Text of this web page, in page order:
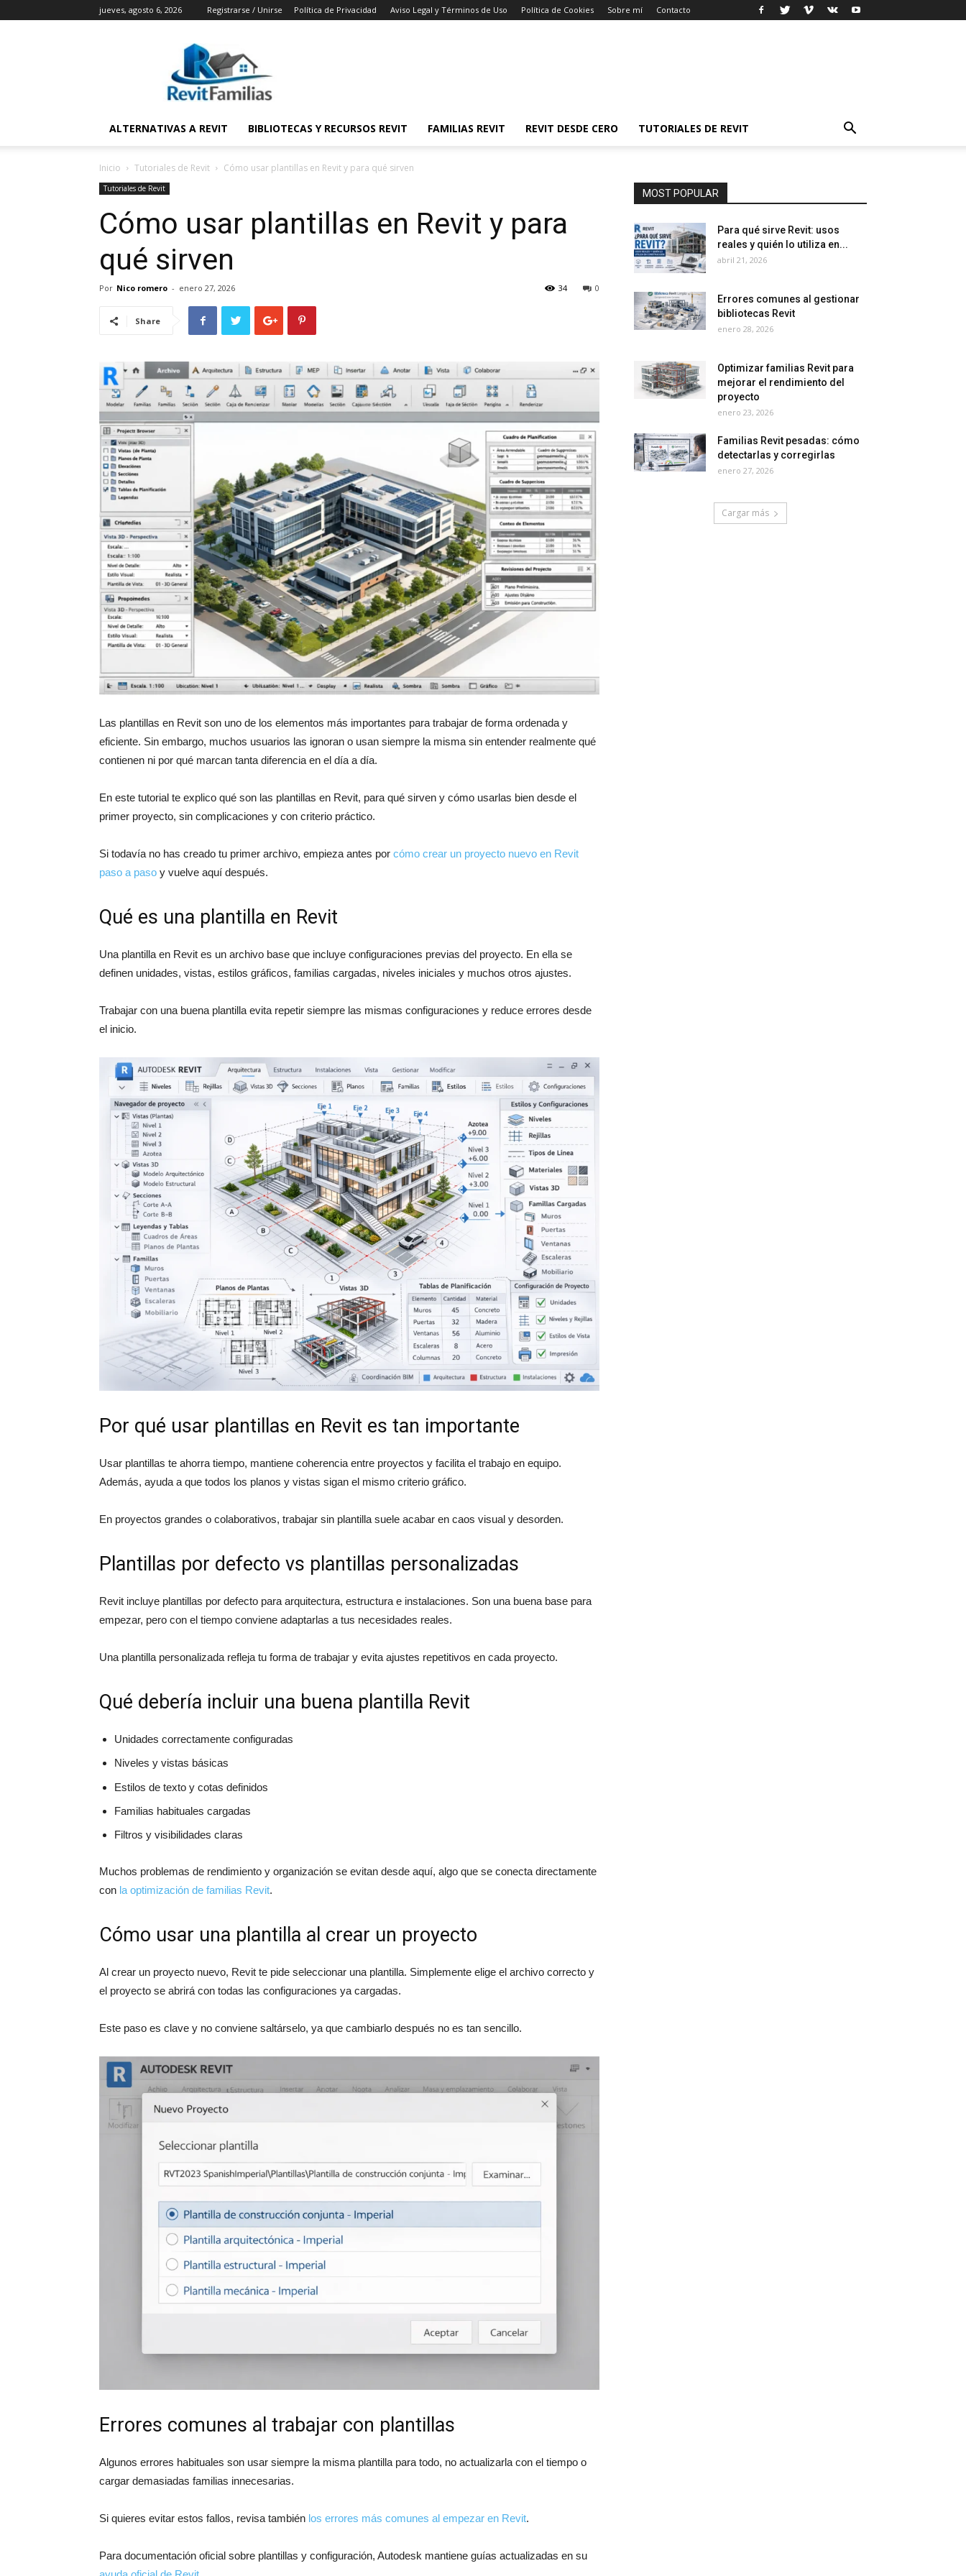
jueves, agosto 6, 2026 Registrarse / Unirse Política de Privacidad Aviso Legal y Términos de Uso Política de Cookies Sobre mí Contacto
RevitFamilias
ALTERNATIVAS A REVIT BIBLIOTECAS Y RECURSOS REVIT FAMILIAS REVIT REVIT DESDE CERO TUTORIALES DE REVIT
Inicio Tutoriales de Revit Cómo usar plantillas en Revit y para qué sirven
Tutoriales de Revit
Cómo usar plantillas en Revit y para
qué sirven
Por Nico romero - enero 27, 2026 0
34
Share
Las plantillas en Revit son uno de los elementos más importantes para trabajar de forma ordenada y
eficiente. Sin embargo, muchos usuarios las ignoran o usan siempre la misma sin entender realmente qué
contienen ni por qué marcan tanta diferencia en el día a día.
En este tutorial te explico qué son las plantillas en Revit, para qué sirven y cómo usarlas bien desde el
primer proyecto, sin complicaciones y con criterio práctico.
Si todavía no has creado tu primer archivo, empieza antes por cómo crear un proyecto nuevo en Revit
paso a paso y vuelve aquí después.
Qué es una plantilla en Revit
Una plantilla en Revit es un archivo base que incluye configuraciones previas del proyecto. En ella se
definen unidades, vistas, estilos gráficos, familias cargadas, niveles iniciales y muchos otros ajustes.
Trabajar con una buena plantilla evita repetir siempre las mismas configuraciones y reduce errores desde
el inicio.
Por qué usar plantillas en Revit es tan importante
Usar plantillas te ahorra tiempo, mantiene coherencia entre proyectos y facilita el trabajo en equipo.
Además, ayuda a que todos los planos y vistas sigan el mismo criterio gráfico.
En proyectos grandes o colaborativos, trabajar sin plantilla suele acabar en caos visual y desorden.
Plantillas por defecto vs plantillas personalizadas
Revit incluye plantillas por defecto para arquitectura, estructura e instalaciones. Son una buena base para
empezar, pero con el tiempo conviene adaptarlas a tus necesidades reales.
Una plantilla personalizada refleja tu forma de trabajar y evita ajustes repetitivos en cada proyecto.
Qué debería incluir una buena plantilla Revit
Unidades correctamente configuradas
Niveles y vistas básicas
Estilos de texto y cotas definidos
Familias habituales cargadas
Filtros y visibilidades claras
Muchos problemas de rendimiento y organización se evitan desde aquí, algo que se conecta directamente
con la optimización de familias Revit.
Cómo usar una plantilla al crear un proyecto
Al crear un proyecto nuevo, Revit te pide seleccionar una plantilla. Simplemente elige el archivo correcto y
el proyecto se abrirá con todas las configuraciones ya cargadas.
Este paso es clave y no conviene saltárselo, ya que cambiarlo después no es tan sencillo.
Errores comunes al trabajar con plantillas
Algunos errores habituales son usar siempre la misma plantilla para todo, no actualizarla con el tiempo o
cargar demasiadas familias innecesarias.
Si quieres evitar estos fallos, revisa también los errores más comunes al empezar en Revit.
Para documentación oficial sobre plantillas y configuración, Autodesk mantiene guías actualizadas en su
MOST POPULAR
Para qué sirve Revit: usos
reales y quién lo utiliza en...
abril 21, 2026
Errores comunes al gestionar
bibliotecas Revit
enero 28, 2026
Optimizar familias Revit para
mejorar el rendimiento del
proyecto
enero 23, 2026
Familias Revit pesadas: cómo
detectarlas y corregirlas
enero 27, 2026
Cargar más